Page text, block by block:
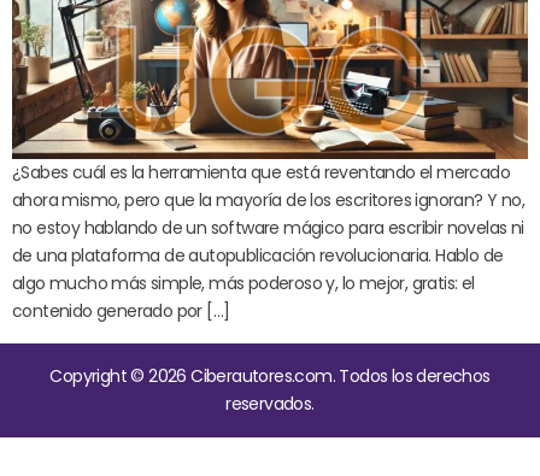
¿Sabes cuál es la herramienta que está reventando el mercado
ahora mismo, pero que la mayoría de los escritores ignoran? Y no,
no estoy hablando de un software mágico para escribir novelas ni
de una plataforma de autopublicación revolucionaria. Hablo de
algo mucho más simple, más poderoso y, lo mejor, gratis: el
contenido generado por […]
Copyright © 2026 Ciberautores.com. Todos los derechos
reservados.